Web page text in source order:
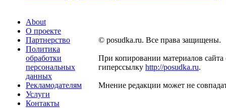
About
О проекте
Партнерство
Политика
обработки
персональных
данных
Рекламодателям
Услуги
Контакты
© posudka.ru. Все права защищены.
При копировании материалов сайта
гиперссылку http://posudka.ru.
Мнение редакции может не